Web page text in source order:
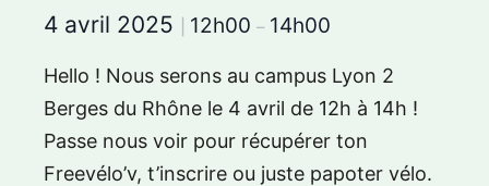
4 avril 2025 12h00 – 14h00
Hello ! Nous serons au campus Lyon 2
Berges du Rhône le 4 avril de 12h à 14h !
Passe nous voir pour récupérer ton
Freevélo’v, t’inscrire ou juste papoter vélo.